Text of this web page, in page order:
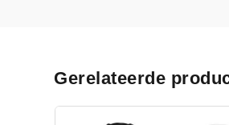
Gerelateerde